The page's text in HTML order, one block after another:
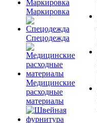
Маркировка
Спецодежда
Медицинские
расходные
материалы